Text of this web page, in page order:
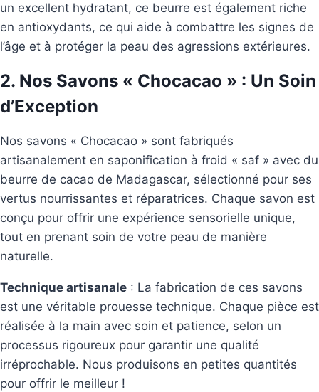
un excellent hydratant, ce beurre est également riche
en antioxydants, ce qui aide à combattre les signes de
l’âge et à protéger la peau des agressions extérieures.
2. Nos Savons « Chocacao » : Un Soin
d’Exception
Nos savons « Chocacao » sont fabriqués
artisanalement en saponification à froid « saf » avec du
beurre de cacao de Madagascar, sélectionné pour ses
vertus nourrissantes et réparatrices. Chaque savon est
conçu pour offrir une expérience sensorielle unique,
tout en prenant soin de votre peau de manière
naturelle.
Technique artisanale : La fabrication de ces savons
est une véritable prouesse technique. Chaque pièce est
réalisée à la main avec soin et patience, selon un
processus rigoureux pour garantir une qualité
irréprochable. Nous produisons en petites quantités
pour offrir le meilleur !